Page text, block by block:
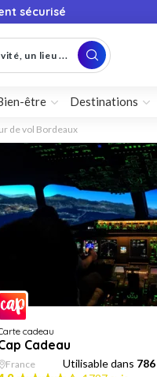
sécurisé
un lieu ...
être Destinations
de vol Bordeaux
cadeau
Cadeau
France Utilisable dans 786